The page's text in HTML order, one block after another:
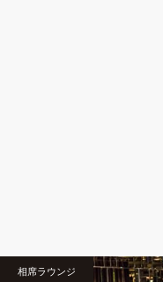
相席ラウンジ